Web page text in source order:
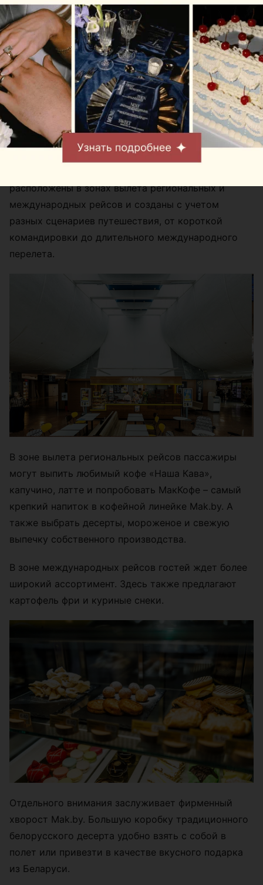
Фото предоставлены Mak.by
В пятницу, 7 августа, в Национальном аэропорту
расположены в зонах вылета региональных и
международных рейсов и созданы с учетом
разных сценариев путешествия, от короткой
командировки до длительного международного
перелета.
В зоне вылета региональных рейсов пассажиры
могут выпить любимый кофе «Наша Кава»,
капучино, латте и попробовать МакКофе – самый
крепкий напиток в кофейной линейке Mak.by. А
также выбрать десерты, мороженое и свежую
выпечку собственного производства.
В зоне международных рейсов гостей ждет более
широкий ассортимент. Здесь также предлагают
картофель фри и куриные снеки.
Отдельного внимания заслуживает фирменный
хворост Mak.by. Большую коробку традиционного
белорусского десерта удобно взять с собой в
полет или привезти в качестве вкусного подарка
из Беларуси.